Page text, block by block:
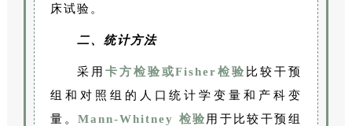
床试验。
二、统计方法
采用卡方检验或Fisher检验 比较干预
组和对照组的人口统计学变量和产科变
量。Mann-Whitney 检验 用于比较干预组